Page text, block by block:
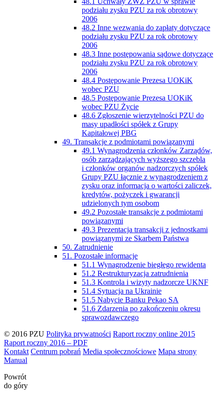
podziału zysku PZU za rok obrotowy
2006
48.2 Inne wezwania do zapłaty dotyczące
podziału zysku PZU za rok obrotowy
2006
48.3 Inne postępowania sądowe dotyczące
podziału zysku PZU za rok obrotowy
2006
48.4 Postępowanie Prezesa UOKiK
wobec PZU
48.5 Postępowanie Prezesa UOKiK
wobec PZU Życie
48.6 Zgłoszenie wierzytelności PZU do
masy upadłości spółek z Grupy
Kapitałowej PBG
49. Transakcje z podmiotami powiązanymi
49.1 Wynagrodzenia członków Zarządów,
osób zarządzających wyższego szczebla
i członków organów nadzorczych spółek
Grupy PZU łącznie z wynagrodzeniem z
zysku oraz informacja o wartości zaliczek,
kredytów, pożyczek i gwarancji
udzielonych tym osobom
49.2 Pozostałe transakcje z podmiotami
powiązanymi
49.3 Prezentacja transakcji z jednostkami
powiązanymi ze Skarbem Państwa
50. Zatrudnienie
51. Pozostałe informacje
51.1 Wynagrodzenie biegłego rewidenta
51.2 Restrukturyzacja zatrudnienia
51.3 Kontrola i wizyty nadzorcze UKNF
51.4 Sytuacja na Ukrainie
51.5 Nabycie Banku Pekao SA
51.6 Zdarzenia po zakończeniu okresu
sprawozdawczego
© 2016 PZU Polityka prywatności Raport roczny online 2015
Raport roczny 2016 – PDF
Kontakt Centrum pobrań Media społecznościowe Mapa strony
Manual
Powrót
do góry